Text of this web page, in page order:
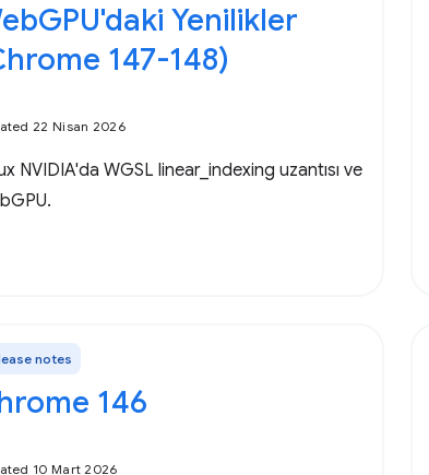
Yenilikler
147-148)
22 Nisan 2026
NVIDIA'da WGSL linear_indexing uzantısı ve
notes
146
10 Mart 2026